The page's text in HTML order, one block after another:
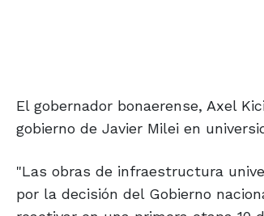
El gobernador bonaerense, Axel
gobierno de Javier Milei en
"Las obras de infraestructura
por la decisión del Gobierno